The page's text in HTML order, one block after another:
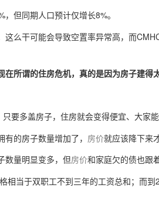
但同期人口预计仅增长8%。
么干可能会导致空置率异常高，而
在所谓的住房危机，真的是因为房子建得
要多盖房子，住房就会变得便宜、大家能
的房子数量增加了， 房价就应该降下来
数量明显变多，但房价和家庭欠的债也跟
相当于双职工不到三年的工资总和；而